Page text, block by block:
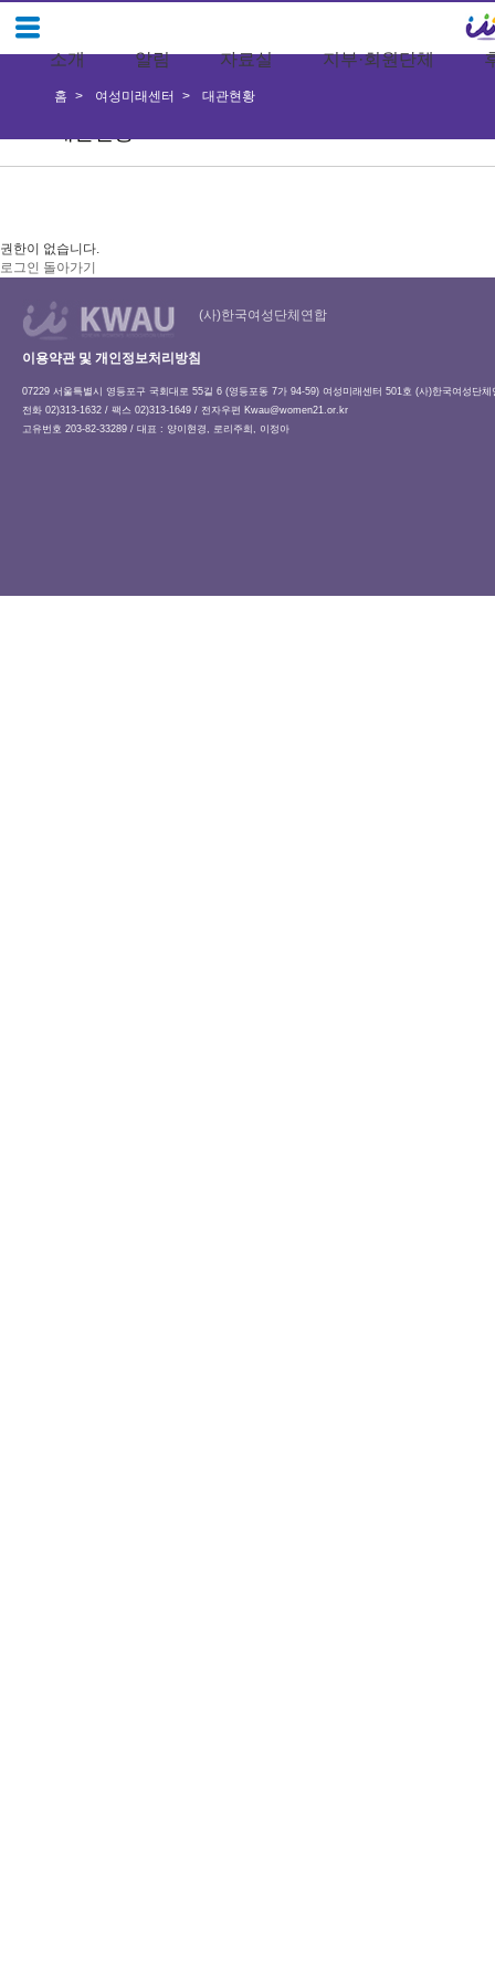
소개 알림 자료실 지부·회원단체
홈 여성미래센터 대관현황
권한이 없습니다.
로그인 돌아가기
(사)한국여성단체연합
이용약관 및 개인정보처리방침
07229 서울특별시 영등포구 국회대로 55길 6 (영등포동 7가 94-59) 여성미래센터 501호 (사)한국여성단체
전화 02)313-1632 / 팩스 02)313-1649 / 전자우편 Kwau@women21.or.kr
고유번호 203-82-33289 / 대표 : 양이현경, 로리주희, 이정아